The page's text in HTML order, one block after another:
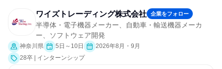
ワイズトレーディング株式会社 企業をフォロー
半導体・電子機器メーカー、自動車・輸送機器メーカ
ー、ソフトウェア開発
神奈川県 5日～10日
2026年8月・9月
28卒 | インターンシップ